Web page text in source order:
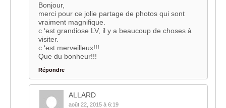
Bonjour,
merci pour ce jolie partage de photos qui sont
vraiment magnifique.
c ‘est grandiose LV, il y a beaucoup de choses à
visiter.
c ‘est merveilleux!!!
Que du bonheur!!!
Répondre
ALLARD
août 22, 2015 à 6:19